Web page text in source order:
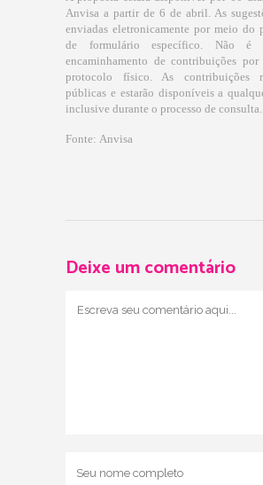
Anvisa a partir de 6 de abril. As
enviadas eletronicamente por meio do
de formulário específico. Não é
encaminhamento de contribuições
protocolo físico. As contribuições
públicas e estarão disponíveis a
inclusive durante o processo de consulta.
Fonte: Anvisa
Deixe um comentário